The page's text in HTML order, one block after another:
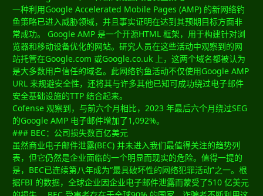
一种利用Google Accelerated Mobile Pages (AMP) 的新网络钓
鱼策略已进入威胁领域，并且事实证明在达到其预期目标方面非
常成功。 Google AMP 是一个开源HTML 框架，用于构建针对浏
览器和移动设备优化的网站。研究人员在这些活动中观察到的网
站托管在Google.com 或Google.co.uk 上，这两个域名都被认为
是大多数用户信任的域名。此网络钓鱼活动不仅使用Google AMP
URL 来规避安全性，还将其与许多其他已知可成功绕过电子邮件
安全基础设施的TTP 结合起来。
Cofense 观察到，与前六个月相比，2023 年最后六个月绕过SEG
的Google AMP 电子邮件增加了1,092%。
### BEC：公司损失数百亿美元
虽然商业电子邮件泄露(BEC) 并未进入我们最值得关注的趋势列
表，但它仍然是企业面临的一个明显而现实的危险。值得一提的
是，BEC已连续第八年成为“最具破坏性的网络犯罪活动”之一。根
据FBI 的数据，全球企业因企业电子邮件泄露而蒙受了510 亿美元